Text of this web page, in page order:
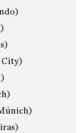
City)